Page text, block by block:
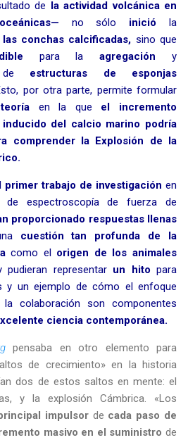
de la actividad volcánica en
no sólo inició la
conchas calcificadas, sino que
para laagregación y
estructuras de esponjas
por otra parte, permite formular
en la que el incremento
inducido del calcio marino podría
comprender la Explosión de la
.
primer trabajo de investigación en
espectroscopía de fuerza de
proporcionado respuestas llenas
cuestión tan profunda de la
como el origen de los animales
pudieran representar un hito para
y un ejemplo de cómo el enfoque
la colaboración son componentes
ciencia contemporánea.
pensaba en otro elemento para
de crecimiento» en la historia
dos de estos saltos en mente: el
y la explosión Cámbrica. «Los
impulsorde cada paso de
masivo en el suministro de